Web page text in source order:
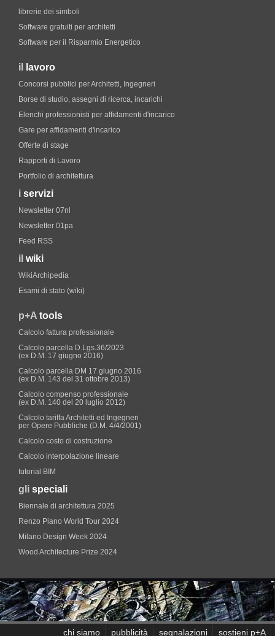
librerie dei simboli
Software gratuiti per architetti
Software per il Risparmio Energetico
il lavoro
Concorsi pubblici per Architetti, Ingegneri
Borse di studio, assegni di ricerca, incarichi
Elenchi professionisti per affidamenti d'incarico
Gare per affidamenti d'incarico
Offerte di stage
Rapporti di Lavoro
Portfolio di architettura
i servizi
Newsletter 07nl
Newsletter 01pa
Feed RSS
il wiki
WikiArchipedia
Esami di stato (wiki)
p+A tools
Calcolo fattura professionale
Calcolo parcella D.Lgs.36/2023
(ex D.M. 17 giugno 2016)
Calcolo parcella DM 17 giugno 2016
(ex D.M. 143 del 31 ottobre 2013)
Calcolo compenso professionale
(ex D.M. 140 del 20 luglio 2012)
Calcolo tariffa Architetti ed Ingegneri
per Opere Pubbliche (D.M. 4/4/2001)
Calcolo costo di costruzione
Calcolo interpolazione lineare
tutorial BIM
gli speciali
Biennale di architettura 2025
Renzo Piano World Tour 2024
Milano Design Week 2024
Wood Architecture Prize 2024
chi siamo pubblicità segnalazioni sostieni p+A